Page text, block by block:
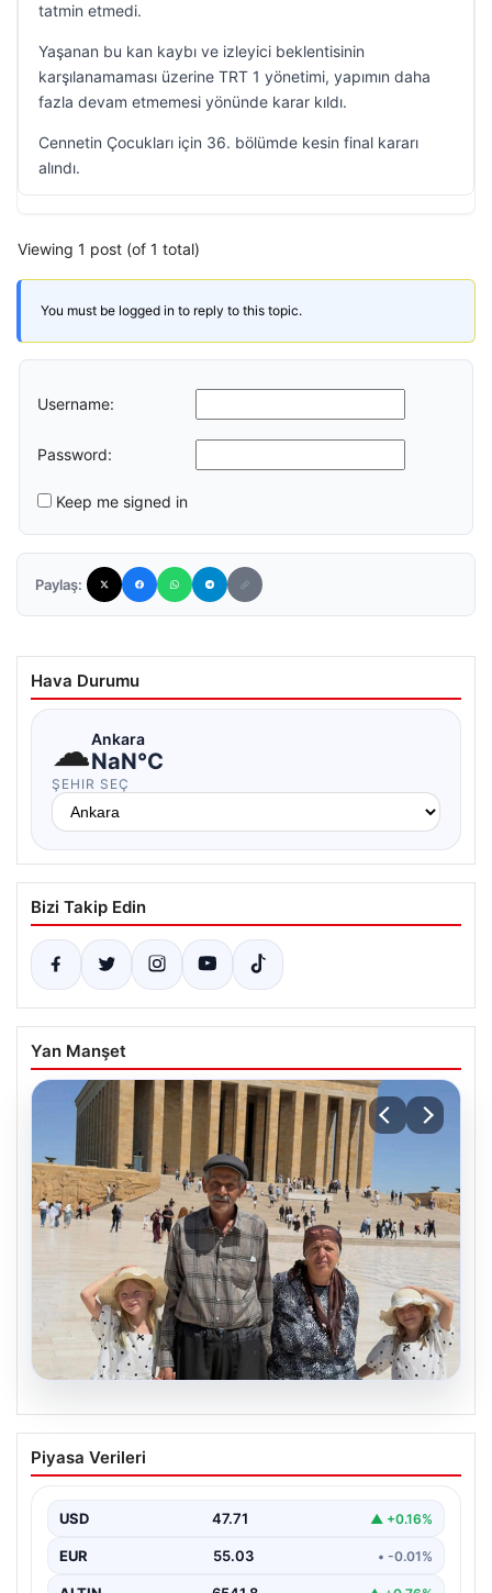
tatmin etmedi.
Yaşanan bu kan kaybı ve izleyici beklentisinin
karşılanamaması üzerine TRT 1 yönetimi, yapımın daha
fazla devam etmemesi yönünde karar kıldı.
Cennetin Çocukları için 36. bölümde kesin final kararı
alındı.
Viewing 1 post (of 1 total)
You must be logged in to reply to this topic.
Username:
Password:
Keep me signed in
Paylaş:
Hava Durumu
☁Ankara
NaN°C
ŞEHIR SEÇ
Bizi Takip Edin
Yan Manşet
05.08.2026
Yıldırım ailesinin 34 yıllık mucizesi:
Anıtkabir hayali gerçek oldu
Zeynep Yıldırım (59), tam 34 yıl boyunca…
Piyasa Verileri
USD 47.71 ▲ +0.16%
EUR 55.03 • -0.01%